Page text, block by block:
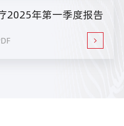
2025年第一季度报告